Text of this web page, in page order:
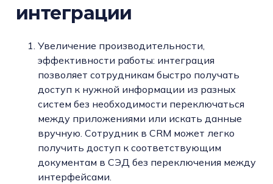
интеграции
Увеличение производительности,
эффективности работы: интеграция
позволяет сотрудникам быстро получать
доступ к нужной информации из разных
систем без необходимости переключаться
между приложениями или искать данные
вручную. Сотрудник в CRM может легко
получить доступ к соответствующим
документам в СЭД без переключения между
интерфейсами.